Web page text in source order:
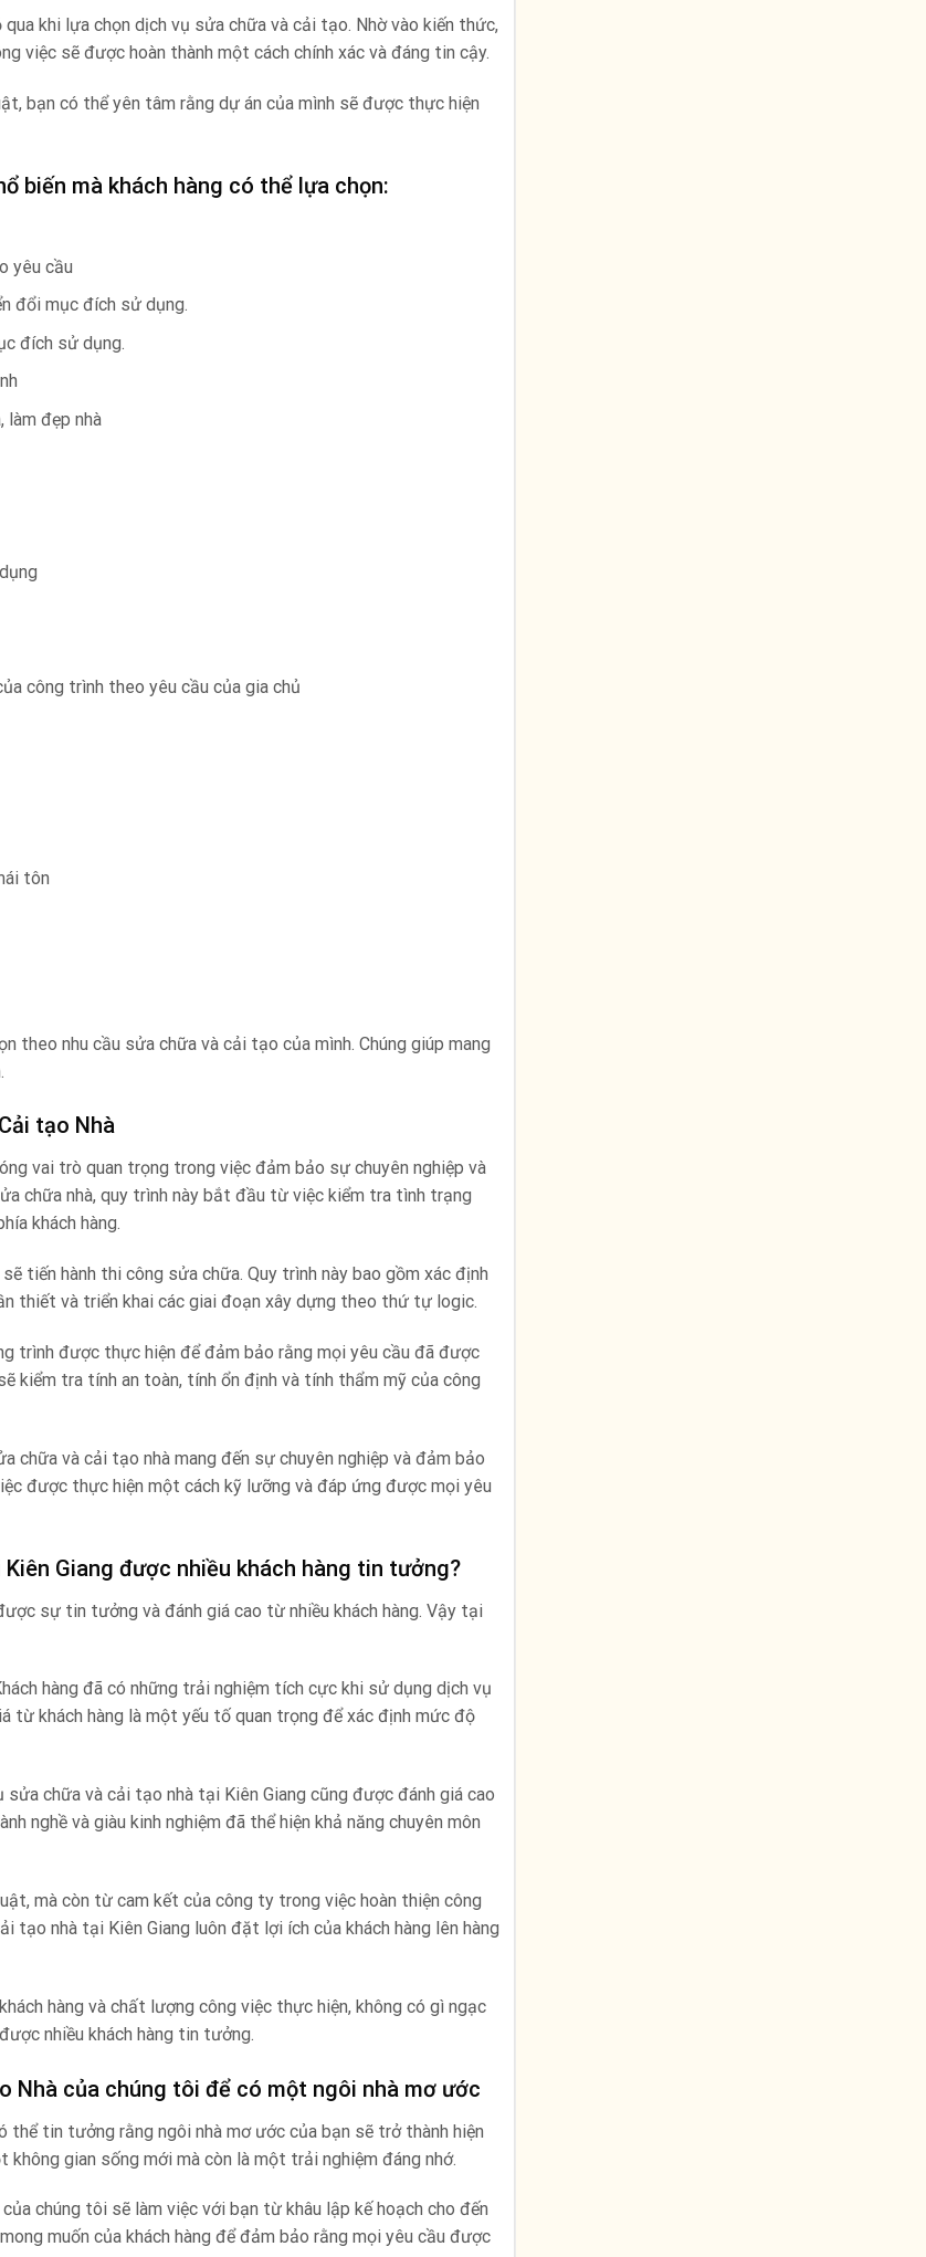
khi lựa chọn dịch vụ sửa chữa và cải tạo. Nhờ vào kiến thức,
việc sẽ được hoàn thành một cách chính xác và đáng tin cậy.
bạn có thể yên tâm rằng dự án của mình sẽ được thực hiện
biến mà khách hàng có thể lựa chọn:
yêu cầu
đổi mục đích sử dụng.
đích sử dụng.
đẹp nhà
công trình theo yêu cầu của gia chủ
tôn
theo nhu cầu sửa chữa và cải tạo của mình. Chúng giúp mang
tạo Nhà
vai trò quan trọng trong việc đảm bảo sự chuyên nghiệp và
chữa nhà, quy trình này bắt đầu từ việc kiểm tra tình trạng
khách hàng.
tiến hành thi công sửa chữa. Quy trình này bao gồm xác định
thiết và triển khai các giai đoạn xây dựng theo thứ tự logic.
trình được thực hiện để đảm bảo rằng mọi yêu cầu đã được
kiểm tra tính an toàn, tính ổn định và tính thẩm mỹ của công
chữa và cải tạo nhà mang đến sự chuyên nghiệp và đảm bảo
được thực hiện một cách kỹ lưỡng và đáp ứng được mọi yêu
Giang được nhiều khách hàng tin tưởng?
sự tin tưởng và đánh giá cao từ nhiều khách hàng. Vậy tại
hàng đã có những trải nghiệm tích cực khi sử dụng dịch vụ
từ khách hàng là một yếu tố quan trọng để xác định mức độ
chữa và cải tạo nhà tại Kiên Giang cũng được đánh giá cao
nghề và giàu kinh nghiệm đã thể hiện khả năng chuyên môn
mà còn từ cam kết của công ty trong việc hoàn thiện công
tạo nhà tại Kiên Giang luôn đặt lợi ích của khách hàng lên hàng
hàng và chất lượng công việc thực hiện, không có gì ngạc
nhiều khách hàng tin tưởng.
Nhà của chúng tôi để có một ngôi nhà mơ ước
tin tưởng rằng ngôi nhà mơ ước của bạn sẽ trở thành hiện
gian sống mới mà còn là một trải nghiệm đáng nhớ.
chúng tôi sẽ làm việc với bạn từ khâu lập kế hoạch cho đến
muốn của khách hàng để đảm bảo rằng mọi yêu cầu được